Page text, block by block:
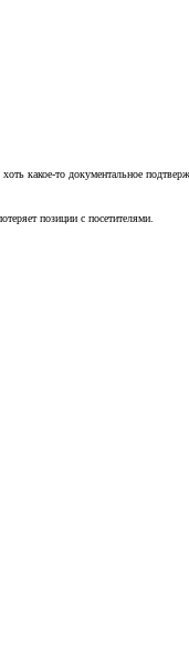
какое-то документальное
позиции с посетителями.